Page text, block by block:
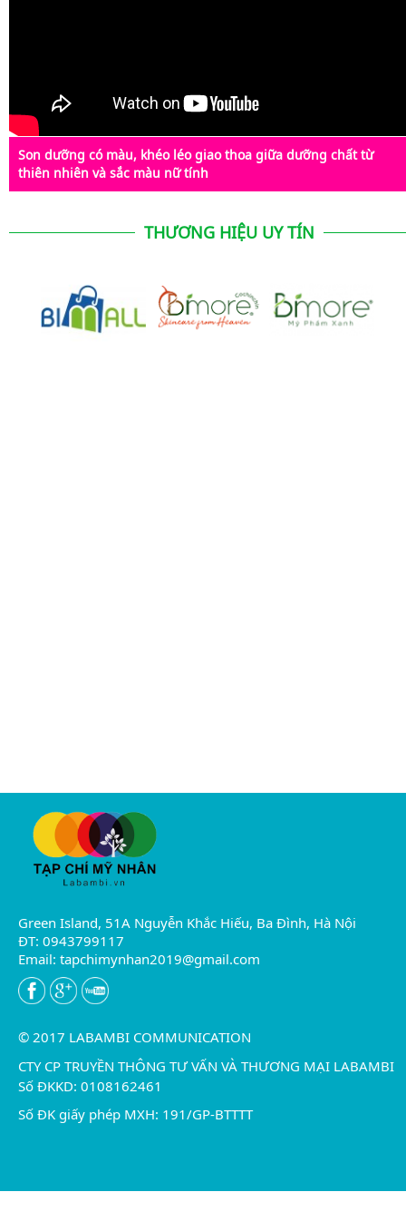
Son dưỡng có màu, khéo léo giao thoa giữa dưỡng chất từ
thiên nhiên và sắc màu nữ tính
THƯƠNG HIỆU UY TÍN
Green Island, 51A Nguyễn Khắc Hiếu, Ba Đình, Hà Nội
ĐT: 0943799117
Email: tapchimynhan2019@gmail.com
© 2017 LABAMBI COMMUNICATION
CTY CP TRUYỀN THÔNG TƯ VẤN VÀ THƯƠNG MẠI LABAMBI
Số ĐKKD: 0108162461
Số ĐK giấy phép MXH: 191/GP-BTTTT